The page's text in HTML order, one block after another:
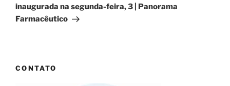
inaugurada na segunda-feira, 3 | Panorama
Farmacêutico
CONTATO